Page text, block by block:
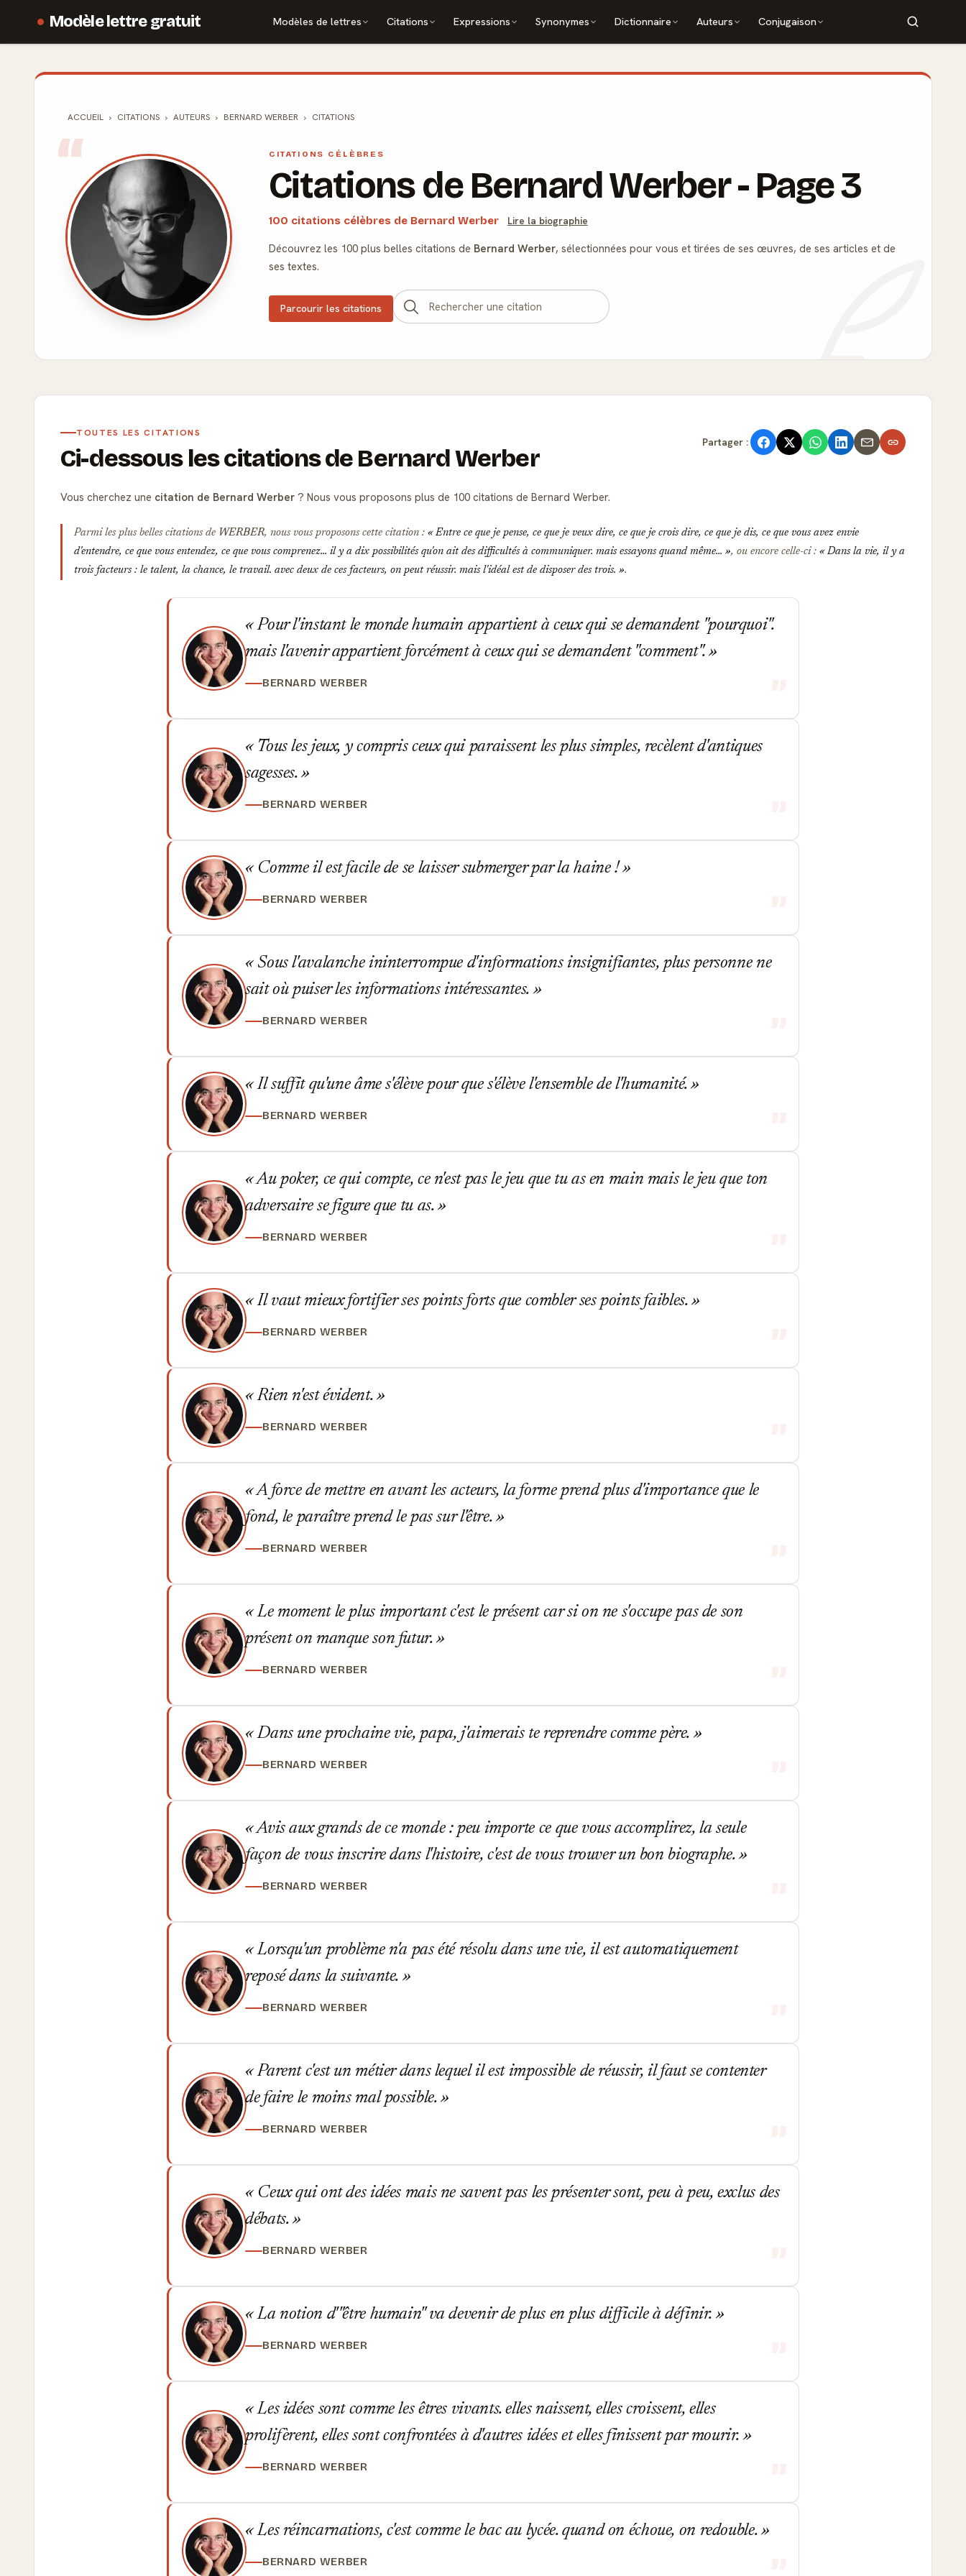
Modèle lettre gratuit Modèles de lettres Citations Expressions Synonymes Dictionnaire Auteurs Conjugaison
ACCUEIL CITATIONS AUTEURS BERNARD WERBER CITATIONS
CITATIONS CÉLÈBRES
Citations de Bernard Werber - Page 3
100 citations célèbres de Bernard Werber Lire la biographie
Découvrez les 100 plus belles citations de Bernard Werber, sélectionnées pour vous et tirées de ses œuvres, de ses articles et de
ses textes.
Parcourir les citations
TOUTES LES CITATIONS
Ci-dessous les citations de Bernard Werber
Partager :
Vous cherchez une citation de Bernard Werber ? Nous vous proposons plus de 100 citations de Bernard Werber.
Parmi les plus belles citations de WERBER, nous vous proposons cette citation :
Entre ce que je pense, ce que je veux dire, ce que je crois dire, ce que je dis, ce que vous avez envie
d'entendre, ce que vous entendez, ce que vous comprenez... il y a dix possibilités qu'on ait des difficultés à communiquer. mais essayons quand même...
, ou encore celle-ci :
Dans la vie, il y a
trois facteurs : le talent, la chance, le travail. avec deux de ces facteurs, on peut réussir. mais l'idéal est de disposer des trois.
.
Pour l'instant le monde humain appartient à ceux qui se demandent "pourquoi".
mais l'avenir appartient forcément à ceux qui se demandent "comment".
BERNARD WERBER
Tous les jeux, y compris ceux qui paraissent les plus simples, recèlent d'antiques
sagesses.
BERNARD WERBER
Comme il est facile de se laisser submerger par la haine !
BERNARD WERBER
Sous l'avalanche ininterrompue d'informations insignifiantes, plus personne ne
sait où puiser les informations intéressantes.
BERNARD WERBER
Il suffit qu'une âme s'élève pour que s'élève l'ensemble de l'humanité.
BERNARD WERBER
Au poker, ce qui compte, ce n'est pas le jeu que tu as en main mais le jeu que ton
adversaire se figure que tu as.
BERNARD WERBER
Il vaut mieux fortifier ses points forts que combler ses points faibles.
BERNARD WERBER
Rien n'est évident.
BERNARD WERBER
A force de mettre en avant les acteurs, la forme prend plus d'importance que le
fond, le paraître prend le pas sur l'être.
BERNARD WERBER
Le moment le plus important c'est le présent car si on ne s'occupe pas de son
présent on manque son futur.
BERNARD WERBER
Dans une prochaine vie, papa, j'aimerais te reprendre comme père.
BERNARD WERBER
Avis aux grands de ce monde : peu importe ce que vous accomplirez, la seule
façon de vous inscrire dans l'histoire, c'est de vous trouver un bon biographe.
BERNARD WERBER
Lorsqu'un problème n'a pas été résolu dans une vie, il est automatiquement
reposé dans la suivante.
BERNARD WERBER
Parent c'est un métier dans lequel il est impossible de réussir, il faut se contenter
de faire le moins mal possible.
BERNARD WERBER
Ceux qui ont des idées mais ne savent pas les présenter sont, peu à peu, exclus des
débats.
BERNARD WERBER
La notion d'"être humain" va devenir de plus en plus difficile à définir.
BERNARD WERBER
Les idées sont comme les êtres vivants. elles naissent, elles croissent, elles
prolifèrent, elles sont confrontées à d'autres idées et elles finissent par mourir.
BERNARD WERBER
Les réincarnations, c'est comme le bac au lycée. quand on échoue, on redouble.
BERNARD WERBER